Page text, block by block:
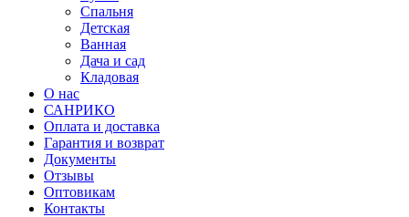
Спальня
Детская
Ванная
Дача и сад
Кладовая
О нас
САНРИКО
Оплата и доставка
Гарантия и возврат
Документы
Отзывы
Оптовикам
Контакты